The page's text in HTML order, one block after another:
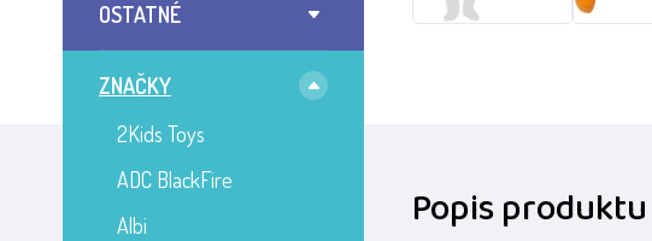
OSTATNÉ
ZNAČKY
2Kids Toys
ADC BlackFire
Albi
Popis produktu